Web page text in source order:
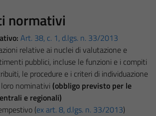
normativi
Art. 38, c. 1, d.lgs. n. 33/2013
relative ai nuclei di valutazione e
pubblici, incluse le funzioni e i compiti
le procedure e i criteri di individuazione
nominativi (obbligo previsto per le
e regionali)
(ex art. 8, d.lgs. n. 33/2013)